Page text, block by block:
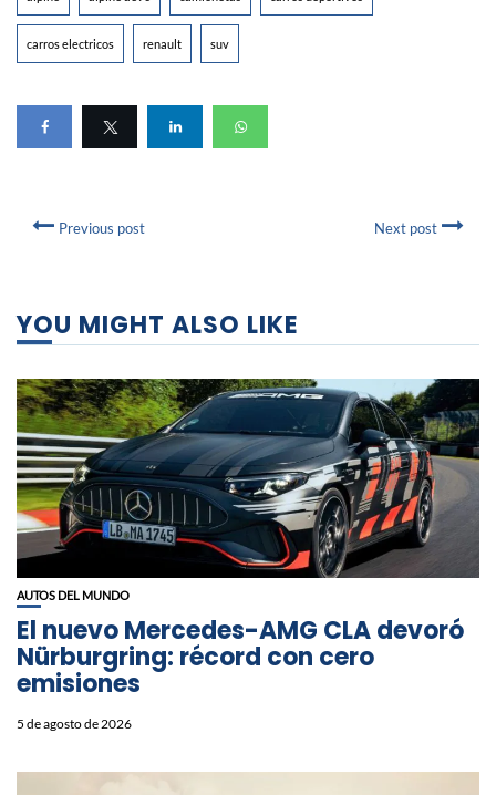
carros electricos renault suv
Previous post Next post
YOU MIGHT ALSO LIKE
AUTOS DEL MUNDO
El nuevo Mercedes-AMG CLA devoró
Nürburgring: récord con cero
emisiones
5 de agosto de 2026